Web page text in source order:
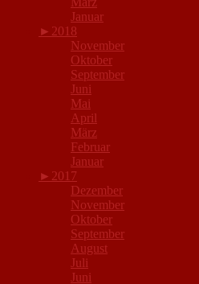
Januar
► 2018
November
Oktober
September
Juni
Mai
April
März
Februar
Januar
► 2017
Dezember
November
Oktober
September
August
Juli
Juni